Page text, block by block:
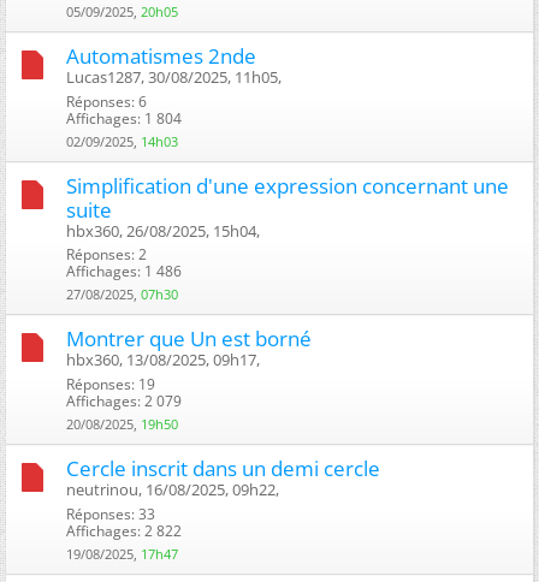
05/09/2025, 20h05
Automatismes 2nde
Lucas1287, 30/08/2025, 11h05, ‎
Réponses: 6
Affichages: 1 804
02/09/2025, 14h03
Simplification d'une expression concernant une
suite
hbx360, 26/08/2025, 15h04, ‎
Réponses: 2
Affichages: 1 486
27/08/2025, 07h30
Montrer que Un est borné
hbx360, 13/08/2025, 09h17, ‎
Réponses: 19
Affichages: 2 079
20/08/2025, 19h50
Cercle inscrit dans un demi cercle
neutrinou, 16/08/2025, 09h22, ‎
Réponses: 33
Affichages: 2 822
19/08/2025, 17h47